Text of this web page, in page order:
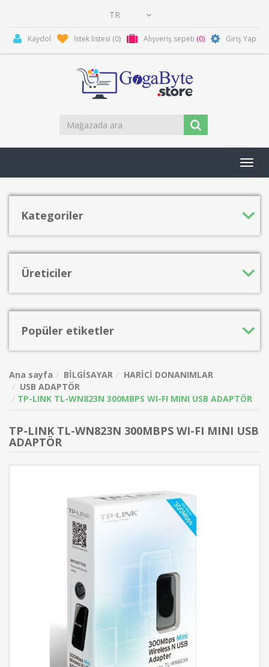
Kaydol İstek listesi (0) Alışveriş sepeti (0) Giriş Yap
Kategoriler
Üreticiler
Popüler etiketler
Ana sayfa BİLGİSAYAR
HARİCİ DONANIMLAR
USB ADAPTÖR
TP-LINK TL-WN823N 300MBPS WI-FI MINI USB ADAPTÖR
TP-LINK TL-WN823N 300MBPS WI-FI MINI USB
ADAPTÖR